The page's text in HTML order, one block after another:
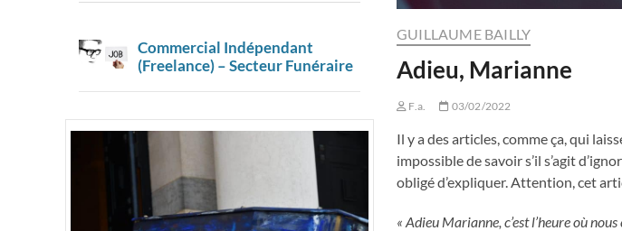
GUILLAUME BAILLY
Adieu, Marianne
F.a. 03/02/2022
Il y a des articles, comme ça, qui
impossible de savoir s’il s’agit
obligé d’expliquer. Attention, cet
« Adieu Marianne, c’est l’heure où
Commercial Indépendant
(Freelance) – Secteur Funéraire